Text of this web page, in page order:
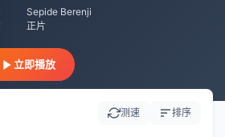
Sepide Berenji
正片
立即播放
测速 排序